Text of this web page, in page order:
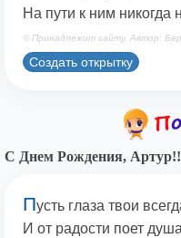
На пути к ним никогда
© Принадлежит сайту. Автор:
Создать открытку
С Днем Рождения,
Пусть глаза твои
И от радости поет